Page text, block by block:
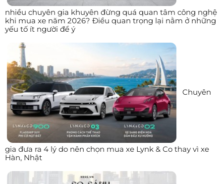
nhiều chuyên gia khuyên đừng quá quan tâm công nghệ
khi mua xe năm 2026? Điều quan trọng lại nằm ở những
yếu tố ít người để ý
Chuyên
gia đưa ra 4 lý do nên chọn mua xe Lynk & Co thay vì xe
Hàn, Nhật